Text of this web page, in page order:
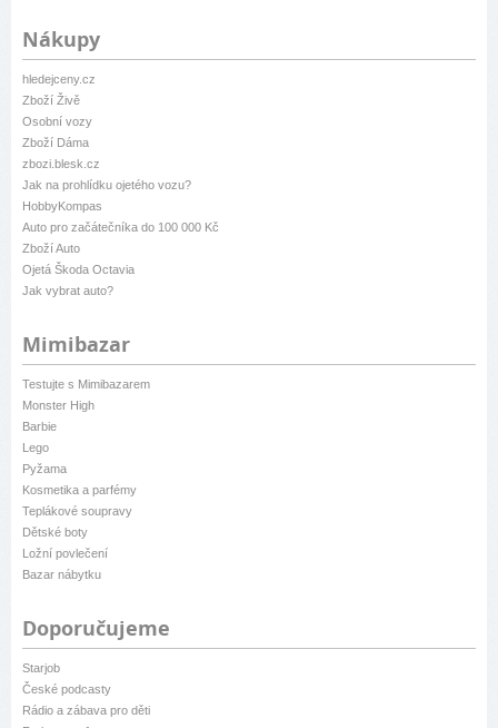
Nákupy
hledejceny.cz
Zboží Živě
Osobní vozy
Zboží Dáma
zbozi.blesk.cz
Jak na prohlídku ojetého vozu?
HobbyKompas
Auto pro začátečníka do 100 000 Kč
Zboží Auto
Ojetá Škoda Octavia
Jak vybrat auto?
Mimibazar
Testujte s Mimibazarem
Monster High
Barbie
Lego
Pyžama
Kosmetika a parfémy
Teplákové soupravy
Dětské boty
Ložní povlečení
Bazar nábytku
Doporučujeme
Starjob
České podcasty
Rádio a zábava pro děti